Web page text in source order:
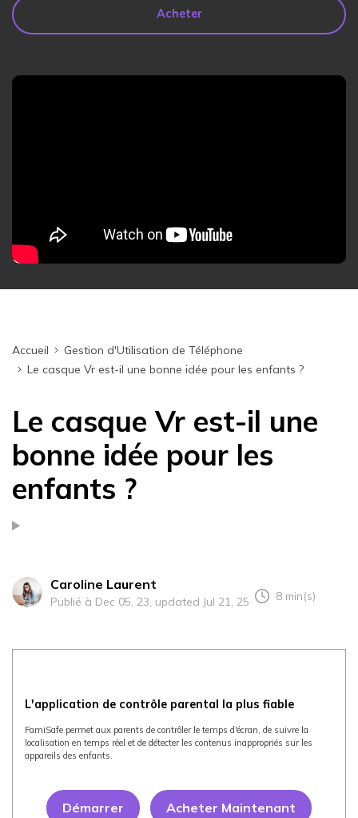
Acheter
Accueil
Gestion d'Utilisation de Téléphone
Le casque Vr est-il une bonne idée pour les enfants ?
Le casque Vr est-il une
bonne idée pour les
enfants ?
Caroline Laurent
Publié à Dec 05, 23, updated Jul 21, 25 8 min(s)
L'application de contrôle parental la plus fiable
FamiSafe permet aux parents de contrôler le temps d'écran, de suivre la
localisation en temps réel et de détecter les contenus inappropriés sur les
appareils des enfants.
Démarrer Acheter Maintenant